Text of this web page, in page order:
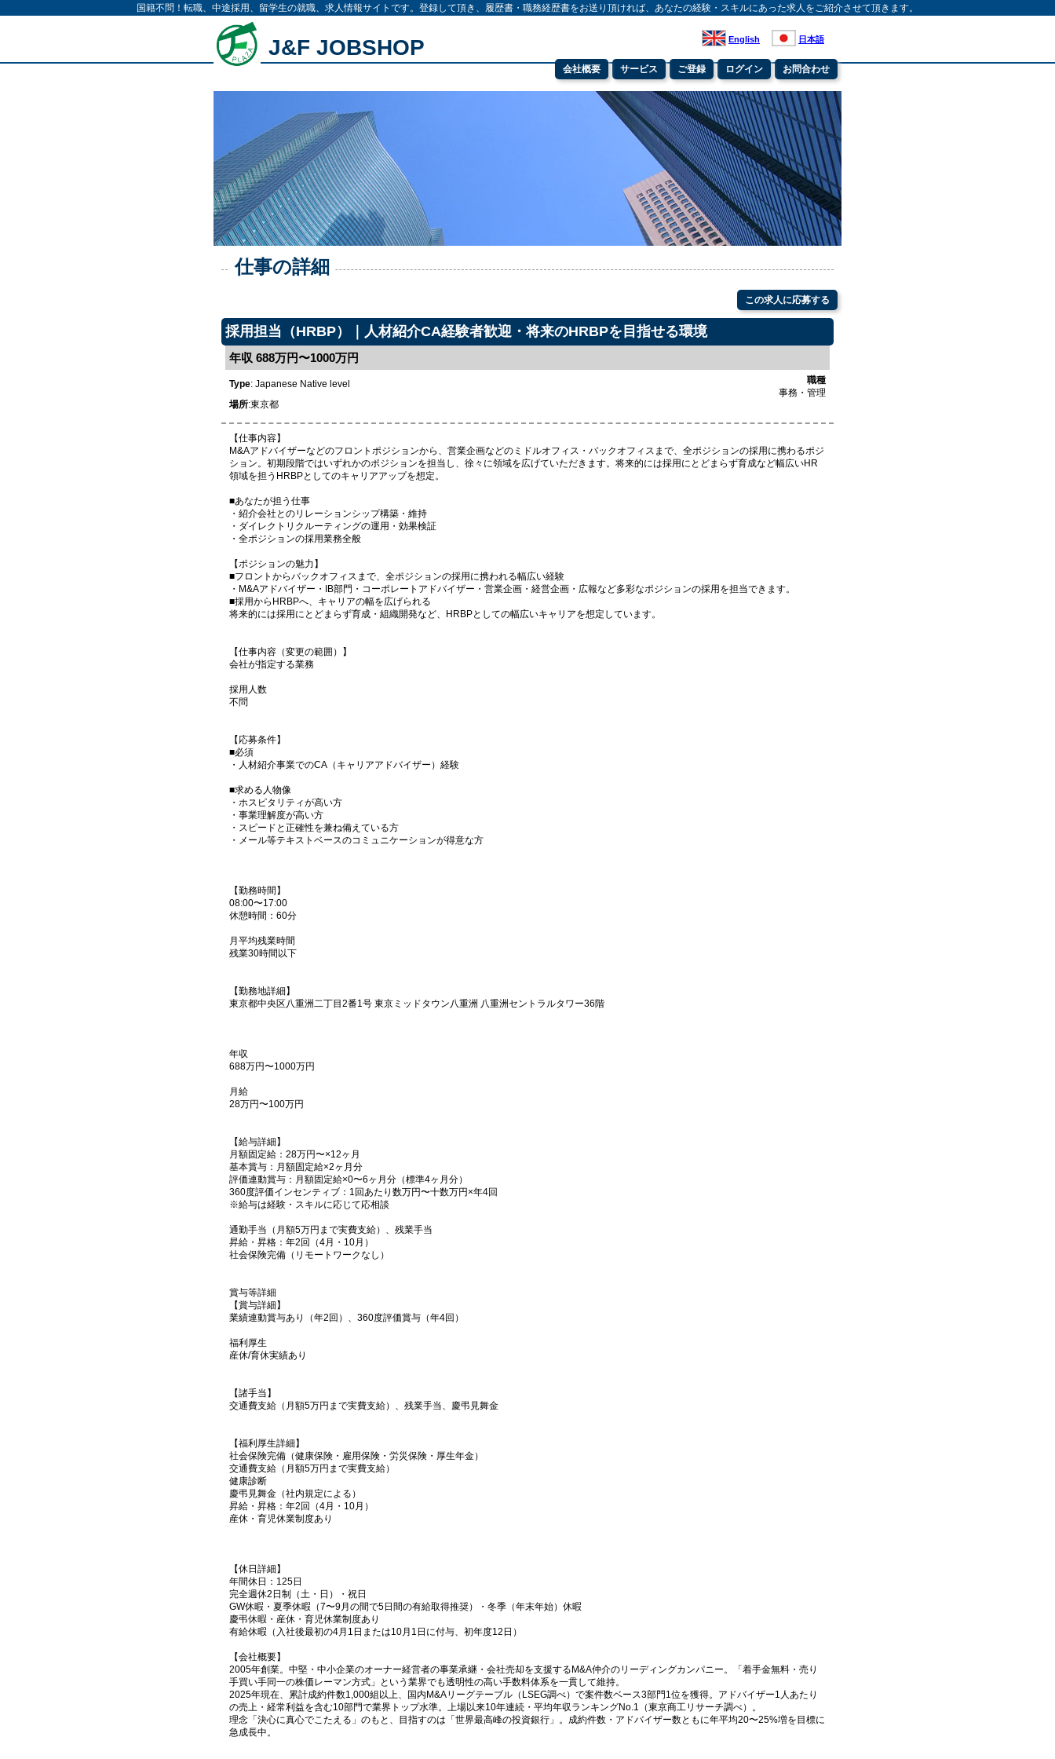
国籍不問！転職、中途採用、留学生の就職、求人情報サイトです。登録して頂き、履歴書・職務経歴書をお送り頂ければ、あなたの経験・スキルにあった求人をご紹介させて頂きます。
J&F JOBSHOP English 日本語
お問合わせ
ログイン
ご登録
サービス
会社概要
仕事の詳細
この求人に応募する
採用担当（HRBP）｜人材紹介CA経験者歓迎・将来のHRBPを目指せる環境
年収 688万円〜1000万円
職種
事務・管理
Type: Japanese Native level
場所:東京都
【仕事内容】
M&Aアドバイザーなどのフロントポジションから、営業企画などのミドルオフィス・バックオフィスまで、全ポジションの採用に携わるポジ
ション。初期段階ではいずれかのポジションを担当し、徐々に領域を広げていただきます。将来的には採用にとどまらず育成など幅広いHR
領域を担うHRBPとしてのキャリアアップを想定。
■あなたが担う仕事
・紹介会社とのリレーションシップ構築・維持
・ダイレクトリクルーティングの運用・効果検証
・全ポジションの採用業務全般
【ポジションの魅力】
■フロントからバックオフィスまで、全ポジションの採用に携われる幅広い経験
・M&Aアドバイザー・IB部門・コーポレートアドバイザー・営業企画・経営企画・広報など多彩なポジションの採用を担当できます。
■採用からHRBPへ、キャリアの幅を広げられる
将来的には採用にとどまらず育成・組織開発など、HRBPとしての幅広いキャリアを想定しています。
【仕事内容（変更の範囲）】
会社が指定する業務
採用人数
不問
【応募条件】
■必須
・人材紹介事業でのCA（キャリアアドバイザー）経験
■求める人物像
・ホスピタリティが高い方
・事業理解度が高い方
・スピードと正確性を兼ね備えている方
・メール等テキストベースのコミュニケーションが得意な方
【勤務時間】
08:00〜17:00
休憩時間：60分
月平均残業時間
残業30時間以下
【勤務地詳細】
東京都中央区八重洲二丁目2番1号 東京ミッドタウン八重洲 八重洲セントラルタワー36階
年収
688万円〜1000万円
月給
28万円〜100万円
【給与詳細】
月額固定給：28万円〜×12ヶ月
基本賞与：月額固定給×2ヶ月分
評価連動賞与：月額固定給×0〜6ヶ月分（標準4ヶ月分）
360度評価インセンティブ：1回あたり数万円〜十数万円×年4回
※給与は経験・スキルに応じて応相談
通勤手当（月額5万円まで実費支給）、残業手当
昇給・昇格：年2回（4月・10月）
社会保険完備（リモートワークなし）
賞与等詳細
【賞与詳細】
業績連動賞与あり（年2回）、360度評価賞与（年4回）
福利厚生
産休/育休実績あり
【諸手当】
交通費支給（月額5万円まで実費支給）、残業手当、慶弔見舞金
【福利厚生詳細】
社会保険完備（健康保険・雇用保険・労災保険・厚生年金）
交通費支給（月額5万円まで実費支給）
健康診断
慶弔見舞金（社内規定による）
昇給・昇格：年2回（4月・10月）
産休・育児休業制度あり
【休日詳細】
年間休日：125日
完全週休2日制（土・日）・祝日
GW休暇・夏季休暇（7〜9月の間で5日間の有給取得推奨）・冬季（年末年始）休暇
慶弔休暇・産休・育児休業制度あり
有給休暇（入社後最初の4月1日または10月1日に付与、初年度12日）
【会社概要】
2005年創業。中堅・中小企業のオーナー経営者の事業承継・会社売却を支援するM&A仲介のリーディングカンパニー。「着手金無料・売り
手買い手同一の株価レーマン方式」という業界でも透明性の高い手数料体系を一貫して維持。
2025年現在、累計成約件数1,000組以上、国内M&Aリーグテーブル（LSEG調べ）で案件数ベース3部門1位を獲得。アドバイザー1人あたり
の売上・経常利益を含む10部門で業界トップ水準。上場以来10年連続・平均年収ランキングNo.1（東京商工リサーチ調べ）。
理念「決心に真心でこたえる」のもと、目指すのは「世界最高峰の投資銀行」。成約件数・アドバイザー数ともに年平均20〜25%増を目標に
急成長中。